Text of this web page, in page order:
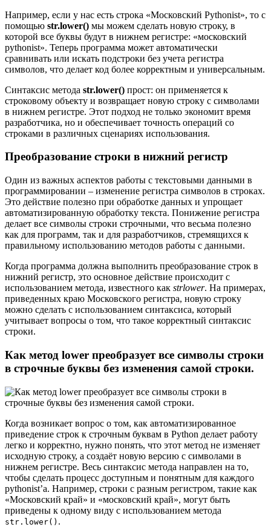
Например, если у нас есть строка «Московский Pythonist», то с
помощью str.lower() мы можем сделать новую строку, в
которой все буквы будут в нижнем регистре: «московский
pythonist». Теперь программа может автоматически
сравнивать или искать подстроки без учета регистра
символов, что делает код более корректным и универсальным.
Синтаксис метода str.lower() прост: он применяется к
строковому объекту и возвращает новую строку с символами
в нижнем регистре. Этот подход не только экономит время
разработчика, но и обеспечивает точность операций со
строками в различных сценариях использования.
Преобразование строки в нижний регистр
Один из важных аспектов работы с текстовыми данными в
программировании – изменение регистра символов в строках.
Это действие полезно при обработке данных и упрощает
автоматизированную обработку текста. Понижение регистра
делает все символы строки строчными, что весьма полезно
как для программ, так и для разработчиков, стремящихся к
правильному использованию методов работы с данными.
Когда программа должна выполнить преобразование строк в
нижний регистр, это основное действие происходит с
использованием метода, известного как strlower. На примерах,
приведенных краю Московского регистра, новую строку
можно сделать с использованием синтаксиса, который
учитывает вопросы о том, что такое корректный синтаксис
строки.
Как метод lower преобразует все символы строки
в строчные буквы без изменения самой строки.
Когда возникает вопрос о том, как автоматизированное
приведение строк к строчным буквам в Python делает работу
легко и корректно, нужно понять, что этот метод не изменяет
исходную строку, а создаёт новую версию с символами в
нижнем регистре. Весь синтаксис метода направлен на то,
чтобы сделать процесс доступным и понятным для каждого
pythonist’а. Например, строки с разным регистром, такие как
«Московский край» и «московский край», могут быть
приведены к одному виду с использованием метода
str.lower() .